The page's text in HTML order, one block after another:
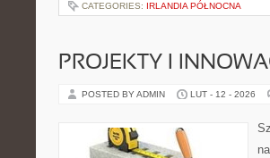
CATEGORIES: IRLANDIA PÓŁNOCNA
PROJEKTY I
POSTED BY ADMIN LUT - 12 - 2026